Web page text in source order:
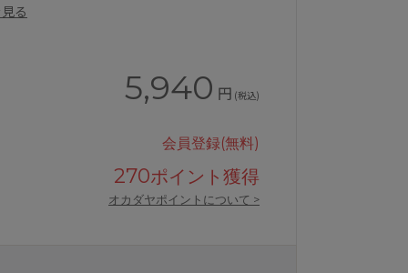
る
5,940 円 (税込)
会員登録(無料)
270ポイント獲得
オカダヤポイントについて >